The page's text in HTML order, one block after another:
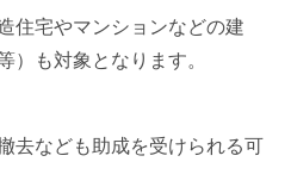
住宅やマンションなどの建
も対象となります。
去なども助成を受けられる可